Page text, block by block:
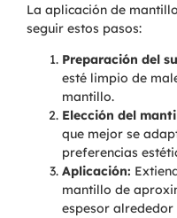
La aplicación de
seguir estos pasos:
Preparación del
esté limpio de
mantillo.
Elección del
que mejor se
preferencias
Aplicación:
mantillo de
espesor alrededor